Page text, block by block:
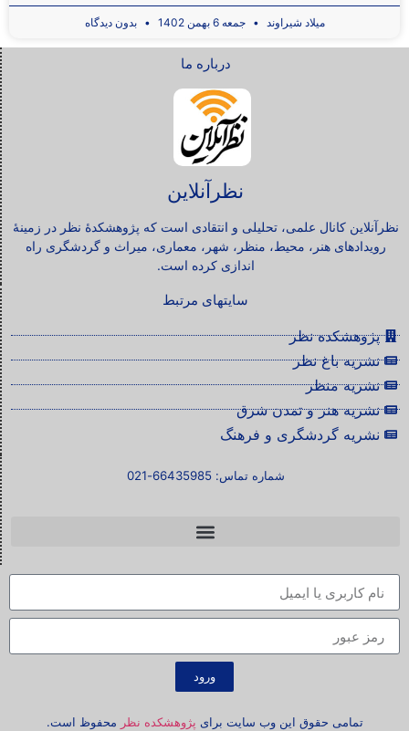
میلاد شیراوند جمعه 6 بهمن 1402 بدون دیدگاه
درباره ما
نظرآنلاین
نظرآنلاین کانال علمی، تحلیلی و انتقادی است که پژوهشکدۀ نظر در زمینۀ
رویدادهای هنر، محیط، منظر، شهر، معماری، میراث و گردشگری راه
اندازی کرده است.
سایتهای مرتبط
پژوهشکده نظر
نشریه باغ نظر
نشریه منظر
نشریه هنر و تمدن شرق
نشریه گردشگری و فرهنگ
شماره تماس: 66435985-021
ورود
تمامی حقوق این وب سایت برای پژوهشکده نظر محفوظ است.